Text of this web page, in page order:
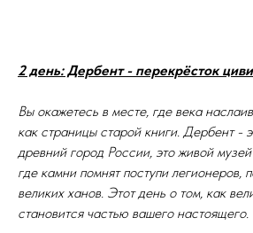
2 день: Дербент - перекрёсток
Вы окажетесь в месте, где века
как страницы старой книги. Дербент -
древний город России, это живой
где камни помнят поступи легионеров,
великих ханов. Этот день о том, как
становится частью вашего настоящего.